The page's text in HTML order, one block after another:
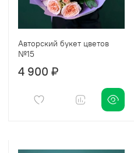
Авторский букет цветов
№15
4 900 ₽